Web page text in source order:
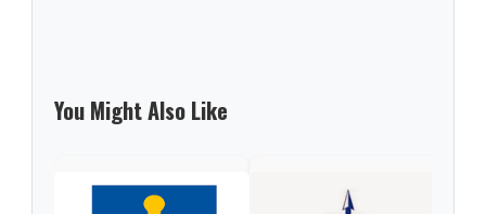
You Might Also Like